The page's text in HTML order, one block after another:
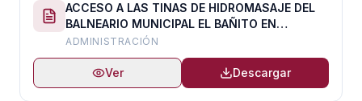
ACCESO A LAS TINAS DE HIDROMASAJE DEL
BALNEARIO MUNICIPAL EL BAÑITO EN
HORARIO NOCTURNO
ADMINISTRACIÓN
Ver Descargar